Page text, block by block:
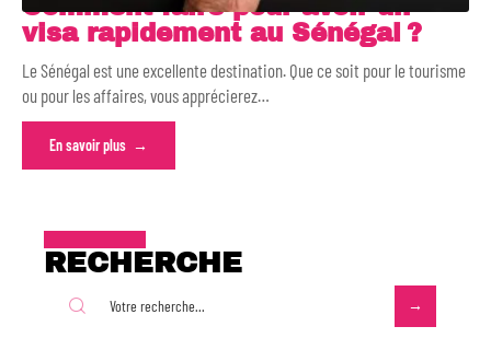
Comment faire pour avoir un
visa rapidement au Sénégal ?
Le Sénégal est une excellente destination. Que ce soit pour le tourisme
ou pour les affaires, vous apprécierez…
En savoir plus
RECHERCHE